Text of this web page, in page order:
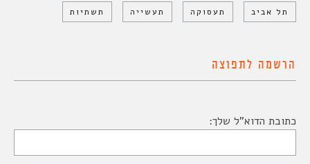
תל אביב תעסוקה תעשייה תשתיות
הרשמה לתפוצה
כתובת הדוא"ל שלך: